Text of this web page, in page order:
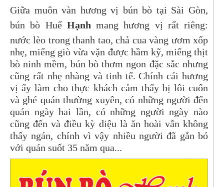
Giữa muôn vàn hương vị bún bò tại Sài Gòn,
bún bò HuếHạnh mang hương vị rất riêng:
nước lèo trong thanh tao, chả cua vàng ươm xốp
nhẹ, miếng giò vừa vặn được hầm kỹ, miếng thịt
bò ninh mềm, bún bò thơm ngon đặc sắc nhưng
cũng rất nhẹ nhàng và tinh tế. Chính cái hương
vị ấy làm cho thực khách cảm thấy bị lôi cuốn
và ghé quán thường xuyên, có những người đến
quán ngày hai lần, có những người ngày nào
cũng đến và điều kỳ diệu là ăn hoài vẫn không
thấy ngán, chính vì vậy nhiều người đã gắn bó
với quán suốt 35 năm qua...